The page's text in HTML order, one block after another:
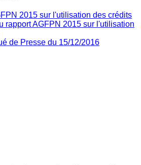
2015 sur l'utilisation des crédits
rapport AGFPN 2015 sur l'utilisation
de Presse du 15/12/2016